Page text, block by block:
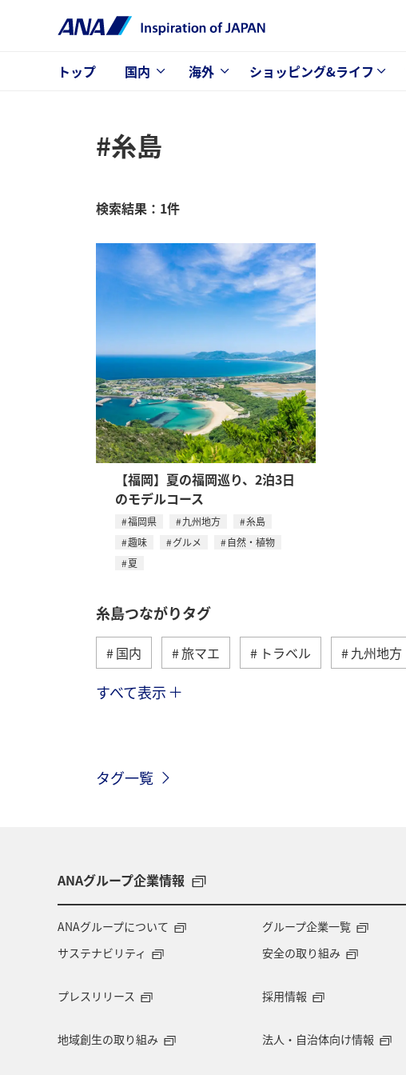
トップ 国内 海外 ショッピング&ライフ
#糸島
検索結果：1件
【福岡】夏の福岡巡り、2泊3日
のモデルコース
福岡県 九州地方
糸島
趣味
グルメ
自然・植物
夏
糸島つながりタグ
国内 旅マエ トラベル 九州地方
自然・植物
すべて表示
タグ一覧
ANAグループ企業情報
ANAグループについて グループ企業一覧
サステナビリティ
安全の取り組み
プレスリリース
採用情報
地域創生の取り組み 法人・自治体向け情報